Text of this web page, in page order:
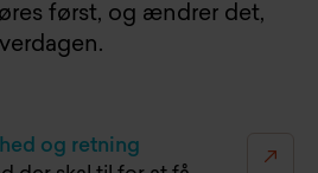
først, og ændrer det,
og retning